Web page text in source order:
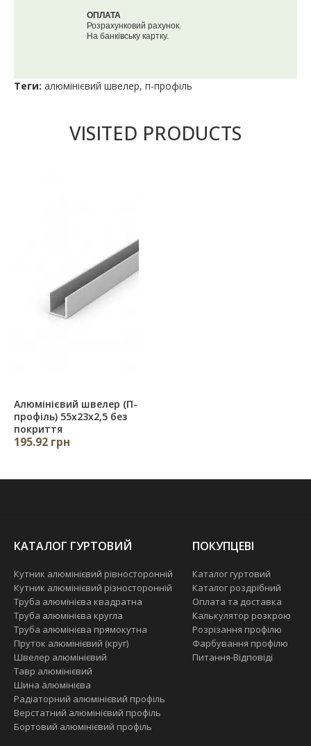
ОПЛАТА
Розрахунковий рахунок.
На банківську картку.
Теги: алюмінієвий швелер, п-профіль
VISITED PRODUCTS
Алюмінієвий швелер (П-
профіль) 55х23х2,5 без
покриття
195.92 грн
КАТАЛОГ ГУРТОВИЙ
Кутник алюмінієвий рівносторонній
Кутник алюмінієвий різносторонній
Труба алюмінієва квадратна
Труба алюмінієва кругла
Труба алюмінієва прямокутна
Пруток алюмінієвий (круг)
Швелер алюмінієвий
Тавр алюмінієвий
Шина алюмінієва
Радіаторний алюмінієвий профіль
Верстатний алюмінієвий профіль
Бортовий алюмінієвий профіль
ПОКУПЦЕВІ
Каталог гуртовий
Каталог роздрібний
Оплата та доставка
Калькулятор розкрою
Розрізання профілю
Фарбування профілю
Питання-Відповіді